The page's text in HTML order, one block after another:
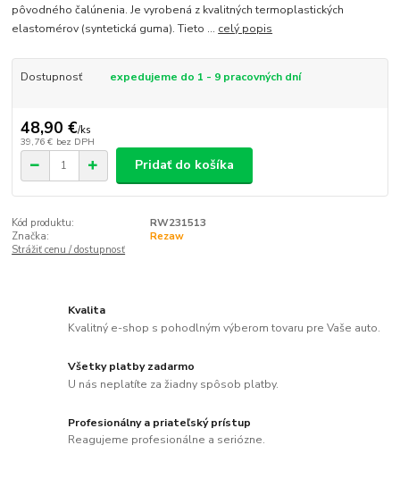
pôvodného čalúnenia. Je vyrobená z kvalitných termoplastických
elastomérov (syntetická guma). Tieto ... celý popis
Dostupnosť expedujeme do 1 - 9 pracovných dní
48,90 €/ks
39,76 € bez DPH
Pridať do košíka
Kód produktu:
RW231513
Značka:
Rezaw
Strážiť cenu / dostupnosť
Kvalita
Kvalitný e-shop s pohodlným výberom tovaru pre Vaše auto.
Všetky platby zadarmo
U nás neplatíte za žiadny spôsob platby.
Profesionálny a priateľský prístup
Reagujeme profesionálne a seriózne.